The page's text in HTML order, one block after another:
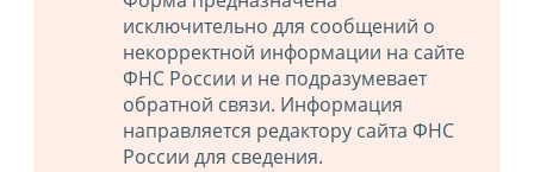
исключительно для сообщений о
некорректной информации на сайте
ФНС России и не подразумевает
обратной связи. Информация
направляется редактору сайта ФНС
России для сведения.